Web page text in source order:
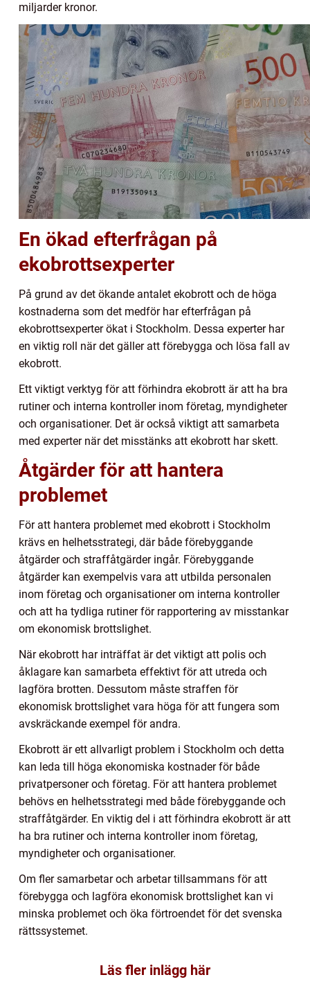
miljarder kronor.
En ökad efterfrågan på
ekobrottsexperter
På grund av det ökande antalet ekobrott och de höga
kostnaderna som det medför har efterfrågan på
ekobrottsexperter ökat i Stockholm. Dessa experter har
en viktig roll när det gäller att förebygga och lösa fall av
ekobrott.
Ett viktigt verktyg för att förhindra ekobrott är att ha bra
rutiner och interna kontroller inom företag, myndigheter
och organisationer. Det är också viktigt att samarbeta
med experter när det misstänks att ekobrott har skett.
Åtgärder för att hantera
problemet
För att hantera problemet med ekobrott i Stockholm
krävs en helhetsstrategi, där både förebyggande
åtgärder och straffåtgärder ingår. Förebyggande
åtgärder kan exempelvis vara att utbilda personalen
inom företag och organisationer om interna kontroller
och att ha tydliga rutiner för rapportering av misstankar
om ekonomisk brottslighet.
När ekobrott har inträffat är det viktigt att polis och
åklagare kan samarbeta effektivt för att utreda och
lagföra brotten. Dessutom måste straffen för
ekonomisk brottslighet vara höga för att fungera som
avskräckande exempel för andra.
Ekobrott är ett allvarligt problem i Stockholm och detta
kan leda till höga ekonomiska kostnader för både
privatpersoner och företag. För att hantera problemet
behövs en helhetsstrategi med både förebyggande och
straffåtgärder. En viktig del i att förhindra ekobrott är att
ha bra rutiner och interna kontroller inom företag,
myndigheter och organisationer.
Om fler samarbetar och arbetar tillsammans för att
förebygga och lagföra ekonomisk brottslighet kan vi
minska problemet och öka förtroendet för det svenska
rättssystemet.
Läs fler inlägg här